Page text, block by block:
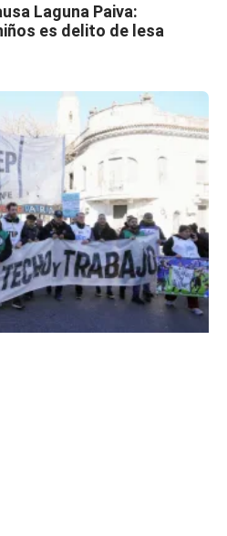
Laguna Paiva:
es delito de lesa